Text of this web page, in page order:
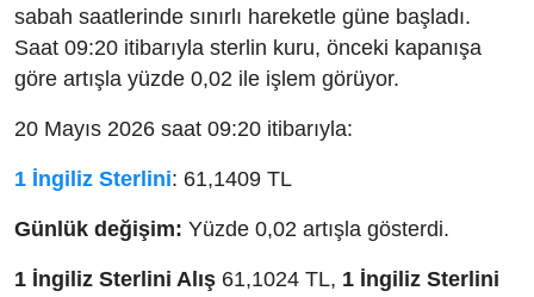
sabah saatlerinde sınırlı hareketle güne başladı.
Saat 09:20 itibarıyla sterlin kuru, önceki kapanışa
göre artışla yüzde 0,02 ile işlem görüyor.
20 Mayıs 2026 saat 09:20 itibarıyla:
1 İngiliz Sterlini: 61,1409 TL
Günlük değişim: Yüzde 0,02 artışla gösterdi.
1 İngiliz Sterlini Alış 61,1024 TL, 1 İngiliz Sterlini